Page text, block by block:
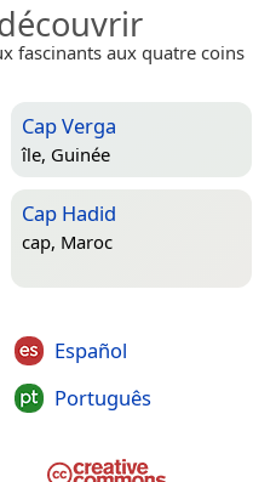
fascinants aux quatre coins
Cap Verga
île, Guinée
Cap Hadid
cap, Maroc
Español
Português